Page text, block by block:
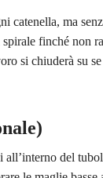
catenella, ma
finché non
si chiuderà su
all’interno del